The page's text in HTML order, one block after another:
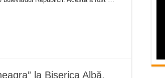
la Biserica Albă,